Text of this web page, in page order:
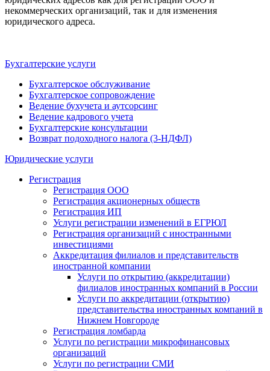
некоммерческих организаций, так и для изменения
юридического адреса.
Бухгалтерские услуги
Бухгалтерское обслуживание
Бухгалтерское сопровождение
Ведение бухучета и аутсорсинг
Ведение кадрового учета
Бухгалтерские консультации
Возврат подоходного налога (3-НДФЛ)
Юридические услуги
Регистрация
Регистрация ООО
Регистрация акционерных обществ
Регистрация ИП
Услуги регистрации изменений в ЕГРЮЛ
Регистрация организаций с иностранными
инвестициями
Аккредитация филиалов и представительств
иностранной компании
Услуги по открытию (аккредитации)
филиалов иностранных компаний в России
Услуги по аккредитации (открытию)
представительства иностранных компаний в
Нижнем Новгороде
Регистрация ломбарда
Услуги по регистрации микрофинансовых
организаций
Услуги по регистрации СМИ